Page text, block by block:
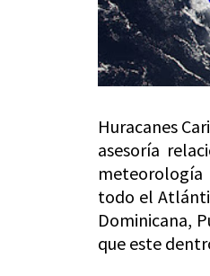
Huracanes
asesoría
meteorología
todo el
Dominicana,
que este